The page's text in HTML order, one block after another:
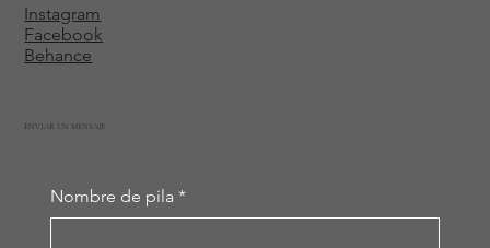
Instagram
Facebook
Behance
ENVIAR UN MENSAJE
Nombre de pila *